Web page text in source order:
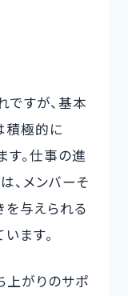
ですが、基本
積極的に
す。仕事の進
、メンバーそ
を与えられる
ます。
上がりのサポ